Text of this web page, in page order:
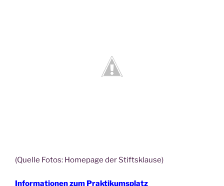
(Quel­le Fotos: Home­page der Stiftsklause)
Infor­ma­tio­nen zum Prak­ti­kums­platz